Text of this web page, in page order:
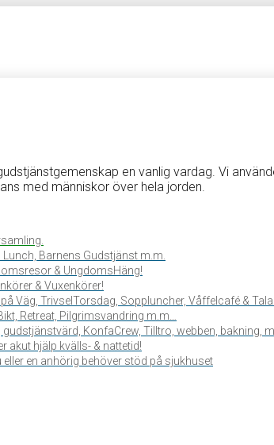
Barnens Gudstjänst m.m.
& UngdomsHäng!
& Vuxenkörer!
Väg, TrivselTorsdag, Soppluncher, Våffelcafé & Tala
Retreat, Pilgrimsvandring m.m…
KonfaCrew, Tilltro, webben, bakning,
akut hjälp kvälls- & nattetid!
eller en anhörig behöver stöd på sjukhuset
en vanlig vardag. Vi
med människor över hela jorden.